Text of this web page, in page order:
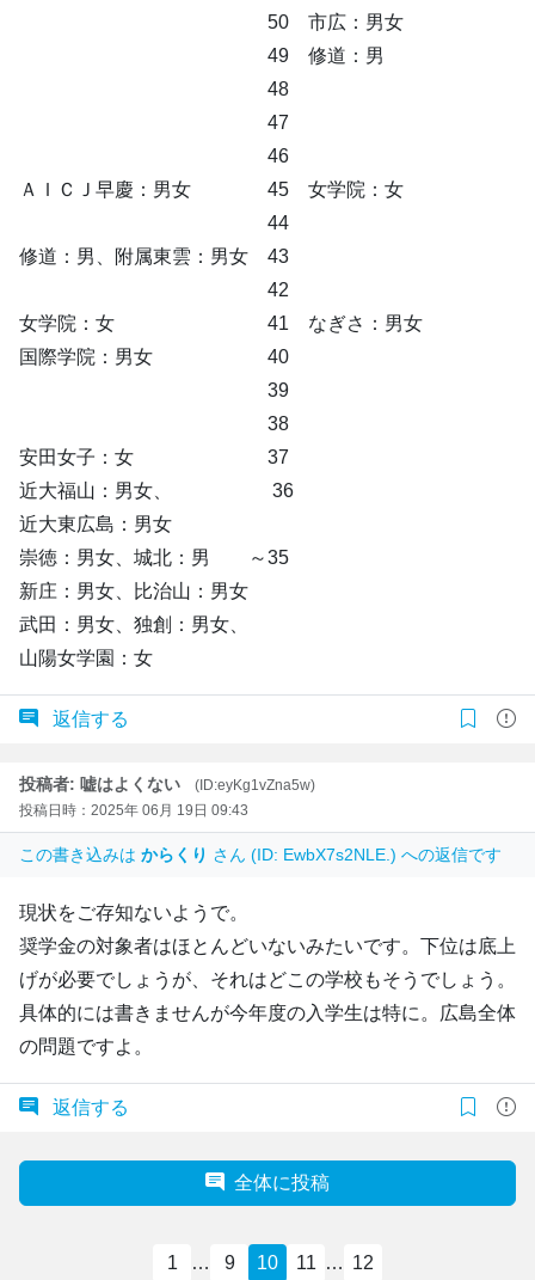
50 市広：男女
49 修道：男
48
47
46
ＡＩＣＪ早慶：男女 45 女学院：女
44
修道：男、附属東雲：男女 43
42
女学院：女 41 なぎさ：男女
国際学院：男女 40
39
38
安田女子：女 37
近大福山：男女、 36
近大東広島：男女
崇徳：男女、城北：男 ～35
新庄：男女、比治山：男女
武田：男女、独創：男女、
山陽女学園：女
返信する
投稿者: 嘘はよくない
(ID:eyKg1vZna5w)
投稿日時：2025年 06月 19日 09:43
この書き込みは からくり さん (ID: EwbX7s2NLE.) への返信です
現状をご存知ないようで。
奨学金の対象者はほとんどいないみたいです。下位は底上
げが必要でしょうが、それはどこの学校もそうでしょう。
具体的には書きませんが今年度の入学生は特に。広島全体
の問題ですよ。
返信する
全体に投稿
1 … 9 10 11 … 12